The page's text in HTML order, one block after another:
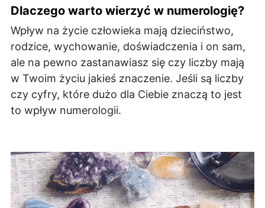
Dlaczego warto wierzyć w numerologię?
Wpływ na życie człowieka mają dzieciństwo,
rodzice, wychowanie, doświadczenia i on sam,
ale na pewno zastanawiasz się czy liczby mają
w Twoim życiu jakieś znaczenie. Jeśli są liczby
czy cyfry, które dużo dla Ciebie znaczą to jest
to wpływ numerologii.